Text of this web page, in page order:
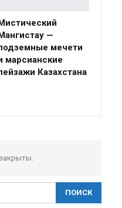
—
мечети
марсианские
Казахстана